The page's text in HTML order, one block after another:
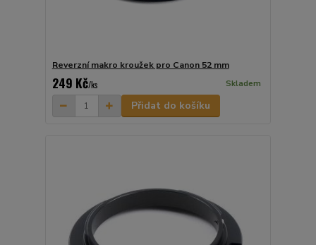
Reverzní makro kroužek pro Canon 52 mm
249 Kč/ks Skladem
Přidat do košíku